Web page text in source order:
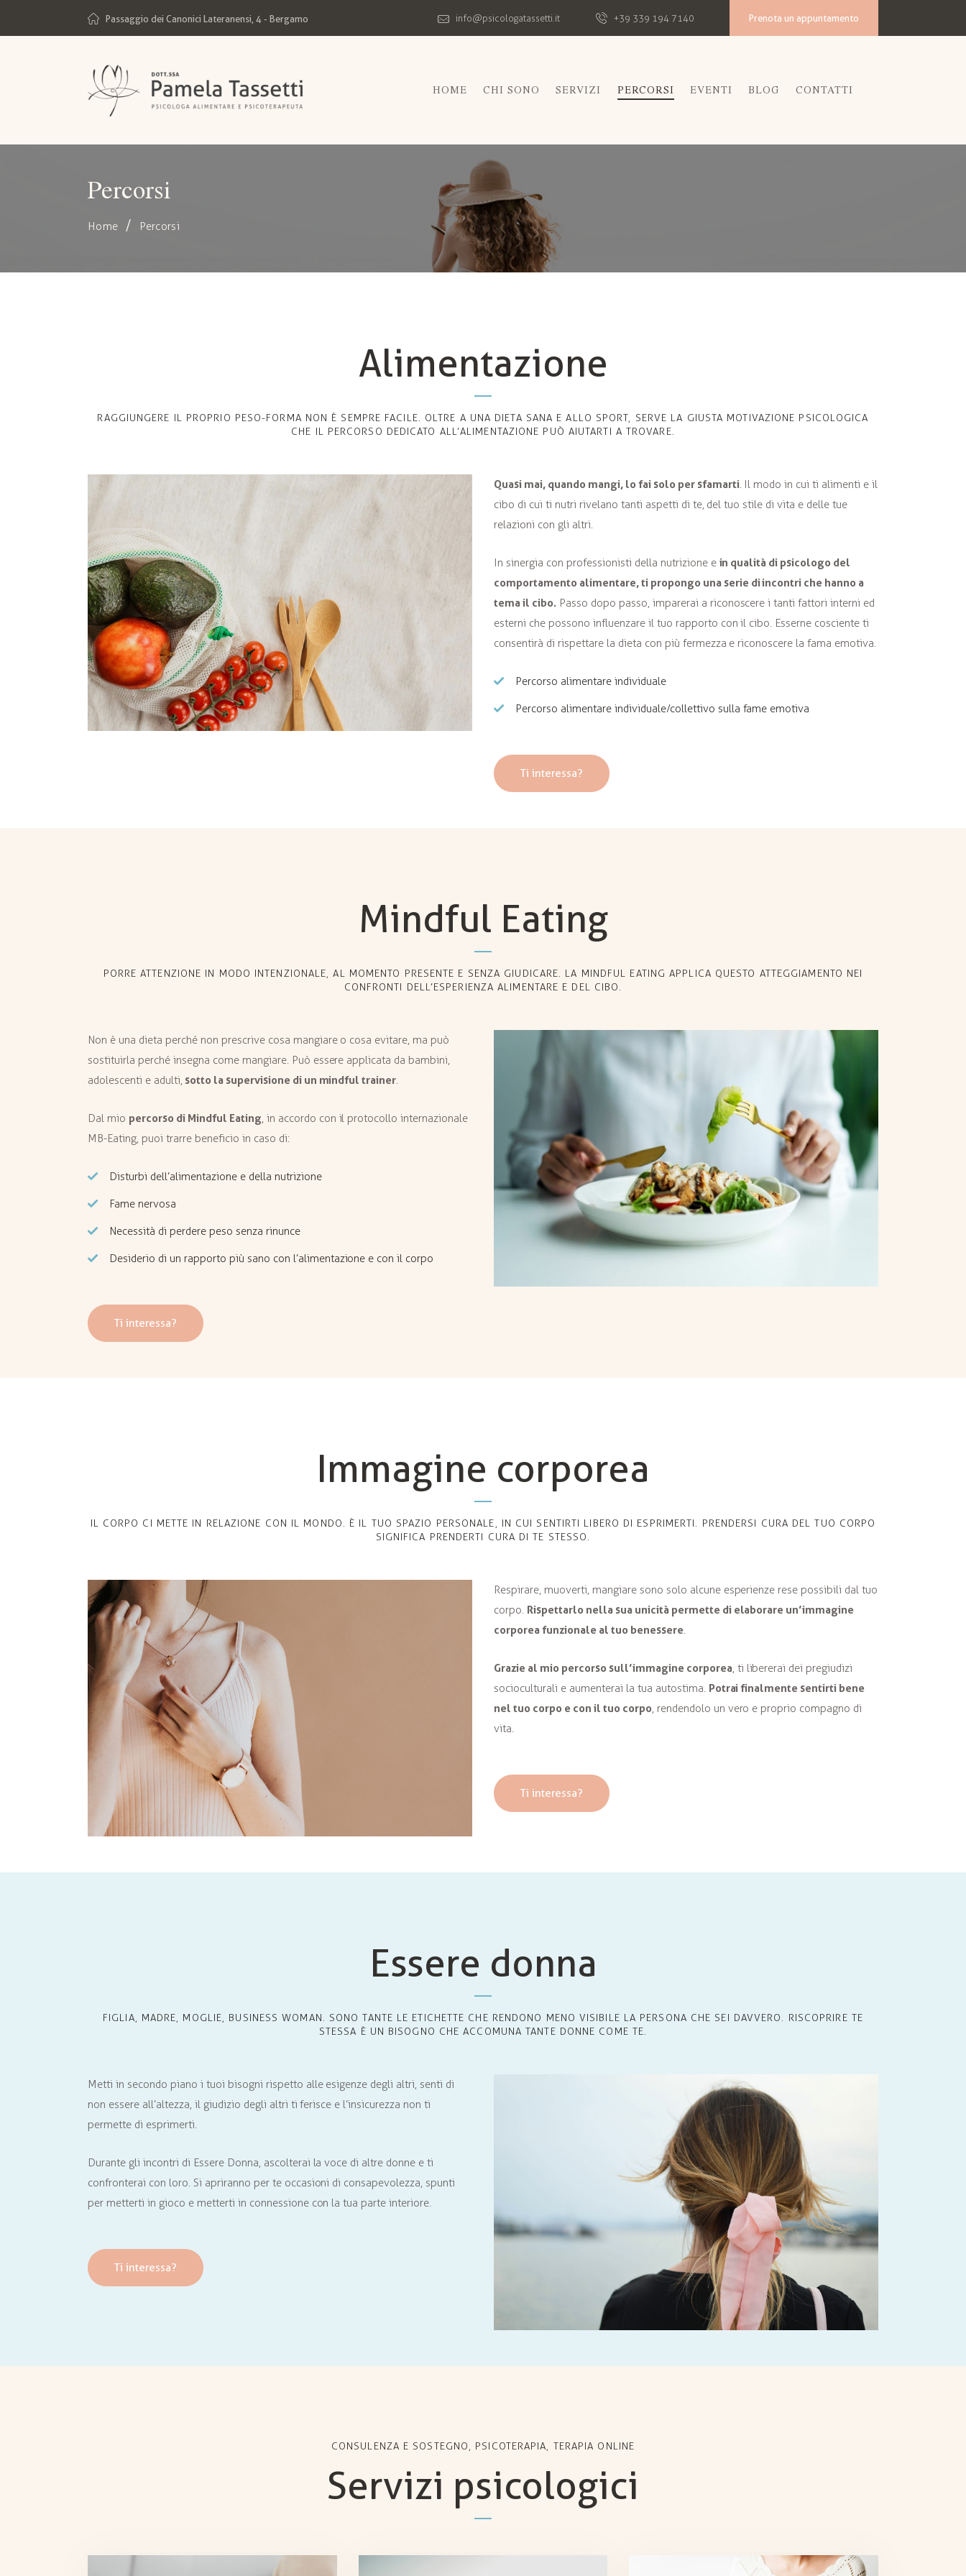
Passaggio dei Canonici Lateranensi, 4 - Bergamo info@psicologatassetti.it +39 339 194 7140 Prenota un appuntamento
HOME CHI SONO SERVIZI PERCORSI EVENTI BLOG CONTATTI
Percorsi
Home Percorsi
Alimentazione
RAGGIUNGERE IL PROPRIO PESO-FORMA NON È SEMPRE FACILE. OLTRE A UNA DIETA SANA E ALLO SPORT, SERVE LA GIUSTA MOTIVAZIONE PSICOLOGICA
CHE IL PERCORSO DEDICATO ALL’ALIMENTAZIONE PUÒ AIUTARTI A TROVARE.
Quasi mai, quando mangi, lo fai solo per sfamarti. Il modo in cui ti alimenti e il
cibo di cui ti nutri rivelano tanti aspetti di te, del tuo stile di vita e delle tue
relazioni con gli altri.
In sinergia con professionisti della nutrizione e in qualità di psicologo del
comportamento alimentare, ti propongo una serie di incontri che hanno a
tema il cibo. Passo dopo passo, imparerai a riconoscere i tanti fattori interni ed
esterni che possono influenzare il tuo rapporto con il cibo. Esserne cosciente ti
consentirà di rispettare la dieta con più fermezza e riconoscere la fama emotiva.
Percorso alimentare individuale
Percorso alimentare individuale/collettivo sulla fame emotiva
Ti interessa?
Mindful Eating
PORRE ATTENZIONE IN MODO INTENZIONALE, AL MOMENTO PRESENTE E SENZA GIUDICARE. LA MINDFUL EATING APPLICA QUESTO ATTEGGIAMENTO NEI
CONFRONTI DELL’ESPERIENZA ALIMENTARE E DEL CIBO.
Non è una dieta perché non prescrive cosa mangiare o cosa evitare, ma può
sostituirla perché insegna come mangiare. Può essere applicata da bambini,
adolescenti e adulti,sotto la supervisione di un mindful trainer.
Dal mio percorso di Mindful Eating, in accordo con il protocollo internazionale
MB-Eating, puoi trarre beneficio in caso di:
Disturbi dell’alimentazione e della nutrizione
Fame nervosa
Necessità di perdere peso senza rinunce
Desiderio di un rapporto più sano con l’alimentazione e con il corpo
Ti interessa?
Immagine corporea
IL CORPO CI METTE IN RELAZIONE CON IL MONDO. È IL TUO SPAZIO PERSONALE, IN CUI SENTIRTI LIBERO DI ESPRIMERTI. PRENDERSI CURA DEL TUO CORPO
SIGNIFICA PRENDERTI CURA DI TE STESSO.
Respirare, muoverti, mangiare sono solo alcune esperienze rese possibili dal tuo
corpo. Rispettarlo nella sua unicità permette di elaborare un’immagine
corporea funzionale al tuo benessere.
Grazie al mio percorso sull’immagine corporea, ti libererai dei pregiudizi
socioculturali e aumenterai la tua autostima. Potrai finalmente sentirti bene
nel tuo corpo e con il tuo corpo, rendendolo un vero e proprio compagno di
vita.
Ti interessa?
Essere donna
FIGLIA, MADRE, MOGLIE, BUSINESS WOMAN. SONO TANTE LE ETICHETTE CHE RENDONO MENO VISIBILE LA PERSONA CHE SEI DAVVERO. RISCOPRIRE TE
STESSA È UN BISOGNO CHE ACCOMUNA TANTE DONNE COME TE.
Metti in secondo piano i tuoi bisogni rispetto alle esigenze degli altri, senti di
non essere all’altezza, il giudizio degli altri ti ferisce e l’insicurezza non ti
permette di esprimerti.
Durante gli incontri di Essere Donna, ascolterai la voce di altre donne e ti
confronterai con loro. Si apriranno per te occasioni di consapevolezza, spunti
per metterti in gioco e metterti in connessione con la tua parte interiore.
Ti interessa?
CONSULENZA E SOSTEGNO, PSICOTERAPIA, TERAPIA ONLINE
Servizi psicologici